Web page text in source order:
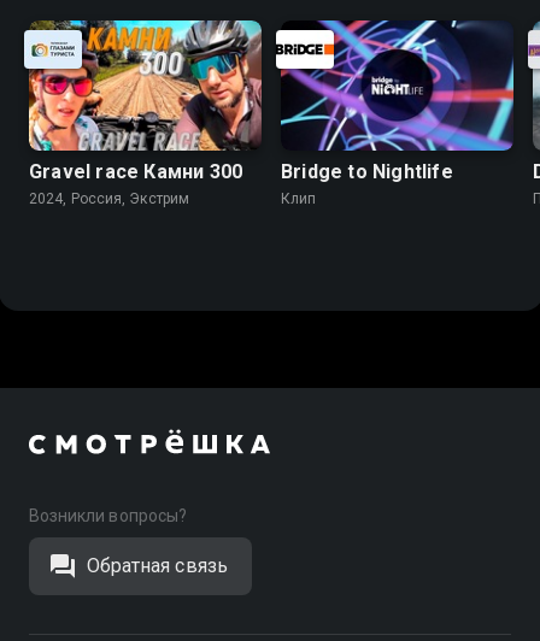
Gravel race Камни 300
2024, Россия, Экстрим
Bridge to Nightlife
Клип
Возникли вопросы?
Обратная связь